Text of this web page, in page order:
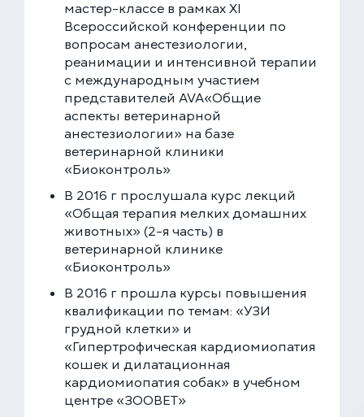
мастер-классе в рамках XI
Всероссийской конференции по
вопросам анестезиологии,
реанимации и интенсивной терапии
с международным участием
представителей AVA«Общие
аспекты ветеринарной
анестезиологии» на базе
ветеринарной клиники
«Биоконтроль»
В 2016 г прослушала курс лекций
«Общая терапия мелких домашних
животных» (2-я часть) в
ветеринарной клинике
«Биоконтроль»
В 2016 г прошла курсы повышения
квалификации по темам: «УЗИ
грудной клетки» и
«Гипертрофическая кардиомиопатия
кошек и дилатационная
кардиомиопатия собак» в учебном
центре «ЗООВЕТ»